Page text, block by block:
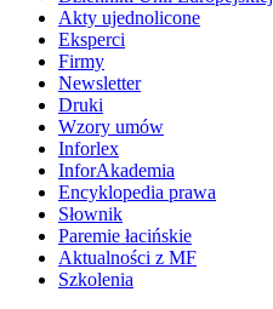
Akty ujednolicone
Eksperci
Firmy
Newsletter
Druki
Wzory umów
Inforlex
InforAkademia
Encyklopedia prawa
Słownik
Paremie łacińskie
Aktualności z MF
Szkolenia